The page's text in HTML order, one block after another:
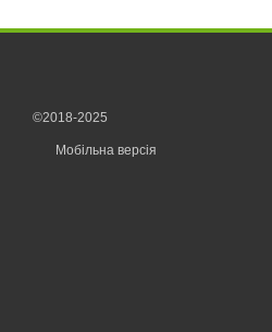
©2018-2025
Мобільна версія